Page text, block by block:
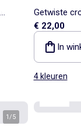
Getwiste
€ 22,00
In
4 kleuren
1/5